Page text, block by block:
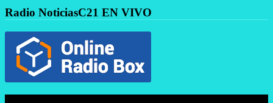
Radio NoticiasC21 EN VIVO